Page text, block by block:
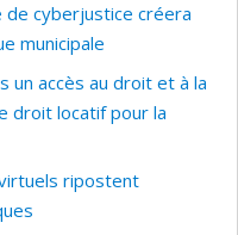
cyberjustice créera
municipale
un accès au droit et à la
droit locatif pour la
ripostent